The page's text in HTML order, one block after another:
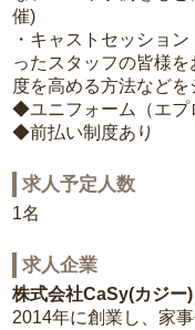
催)
・キャストセッショ
ったスタッフの皆様
度を高める方法など
◆ユニフォーム（エプ
◆前払い制度あり
求人予定人数
1名
求人企業
株式会社CaSy(カジー)
2014年に創業し、家